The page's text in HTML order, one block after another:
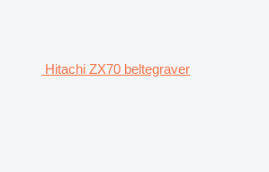
Hitachi ZX70 beltegraver